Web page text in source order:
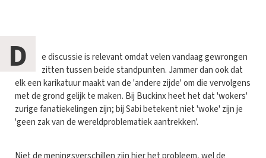
D
e discussie is relevant omdat velen vandaag gewrongen
zitten tussen beide standpunten. Jammer dan ook dat
elk een karikatuur maakt van de 'andere zijde' om die vervolgens
met de grond gelijk te maken. Bij Buckinx heet het dat 'wokers'
zurige fanatiekelingen zijn; bij Sabi betekent niet 'woke' zijn je
'geen zak van de wereldproblematiek aantrekken'.